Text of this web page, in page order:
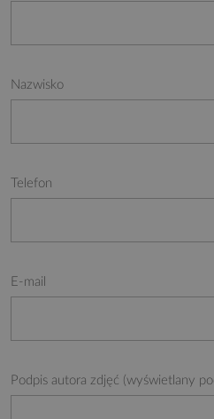
Nazwisko
Telefon
E-mail
Podpis autora zdjęć (wyświetlany